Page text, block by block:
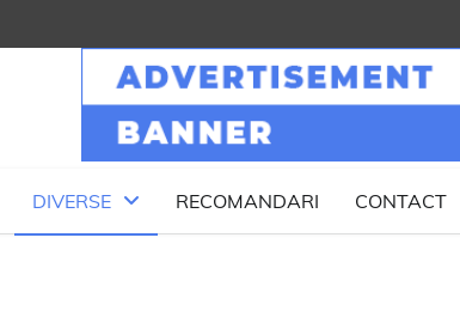
DIVERSE RECOMANDARI CONTACT